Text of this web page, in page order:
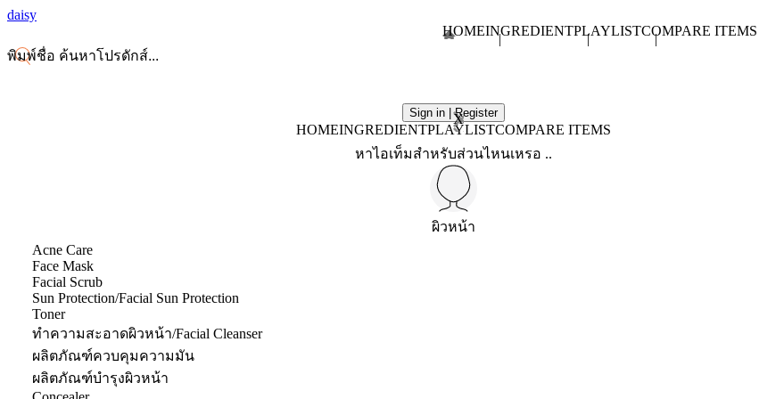
daisy
HOMEINGREDIENTPLAYLISTCOMPARE ITEMS
Sign in | Register
X
HOMEINGREDIENTPLAYLISTCOMPARE ITEMS
หาไอเท็มสำหรับส่วนไหนเหรอ ..
ผิวหน้า
Acne Care
Face Mask
Facial Scrub
Sun Protection/Facial Sun Protection
Toner
ทำความสะอาดผิวหน้า/Facial Cleanser
ผลิตภัณฑ์ควบคุมความมัน
ผลิตภัณฑ์บำรุงผิวหน้า